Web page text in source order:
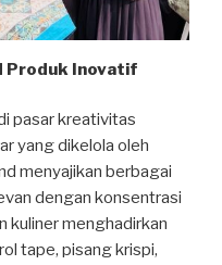
Produk Inovatif
pasar kreativitas
yang dikelola oleh
menyajikan berbagai
dengan konsentrasi
kuliner menghadirkan
tape, pisang krispi,